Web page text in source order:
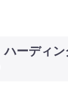
ーディン